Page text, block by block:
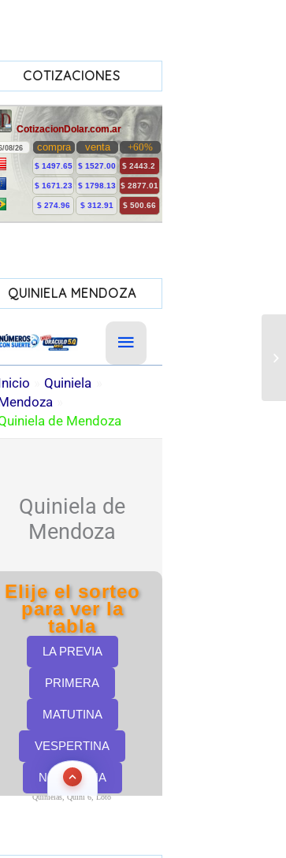
COTIZACIONES
QUINIELA MENDOZA
Quinielas, Quini 6, Loto